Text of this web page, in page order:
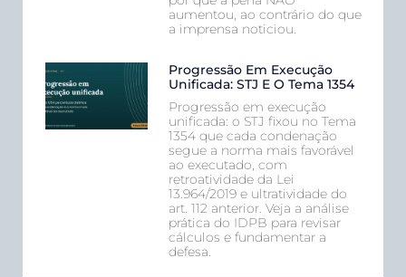
aumentou, ao contrário do que
a imprensa noticiou.
Progressão Em Execução
Unificada: STJ E O Tema 1354
Progressão em execução
unificada: o STJ fixou no Tema
1354 que cada condenação
segue a norma mais favorável
ao executado, com
retroatividade da Lei
13.964/2019 e ultratividade do
art. 112 anterior. Veja a análise
prática do IDPB para revisar
cálculos e fundamentar a
defesa.